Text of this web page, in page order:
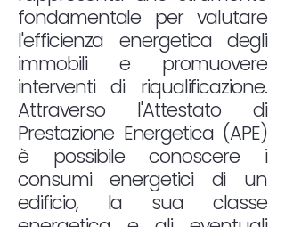
fondamentale per valutare
l'efficienza energetica degli
immobili e promuovere
interventi di riqualificazione.
Attraverso l'Attestato di
Prestazione Energetica (APE)
è possibile conoscere i
consumi energetici di un
edificio, la sua classe